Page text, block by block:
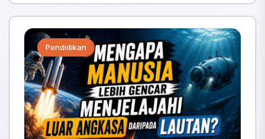
Pendidikan